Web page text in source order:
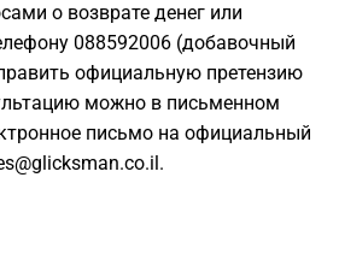
о возврате денег или
088592006 (добавочный
официальную претензию
можно в письменном
письмо на официальный
.